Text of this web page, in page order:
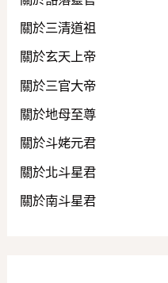
關於三清道祖
關於玄天上帝
關於三官大帝
關於地母至尊
關於斗姥元君
關於北斗星君
關於南斗星君